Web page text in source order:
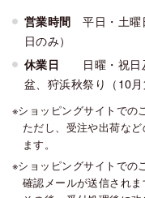
営業時間 平日・土曜
日のみ）
休業日 日曜・祝日
盆、狩浜秋祭り（10月
ショッピングサイトでの
ただし、受注や出荷な
ます。
ショッピングサイトでの
確認メールが送信されま